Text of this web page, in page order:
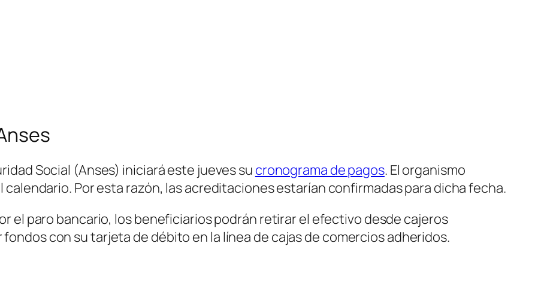
Social (Anses) iniciará este jueves su cronograma de pagos. El organismo
Por esta razón, las acreditaciones estarían confirmadas para dicha fecha.
el paro bancario, los beneficiarios podrán retirar el efectivo desde cajeros
con su tarjeta de débito en la línea de cajas de comercios adheridos.